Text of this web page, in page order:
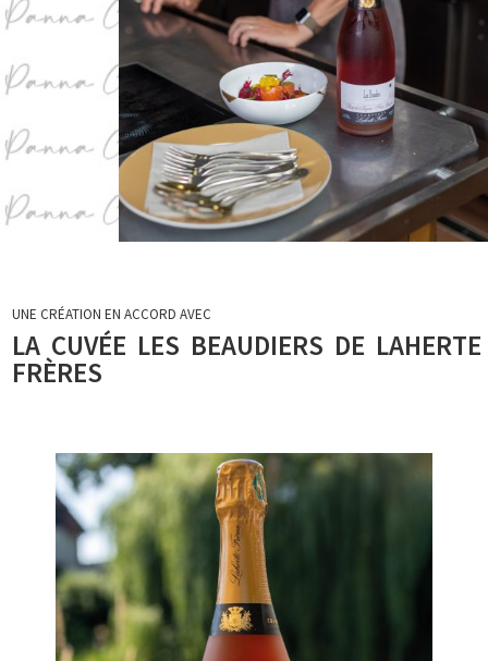
UNE CRÉATION EN ACCORD AVEC
LA CUVÉE LES BEAUDIERS DE LAHERTE
FRÈRES